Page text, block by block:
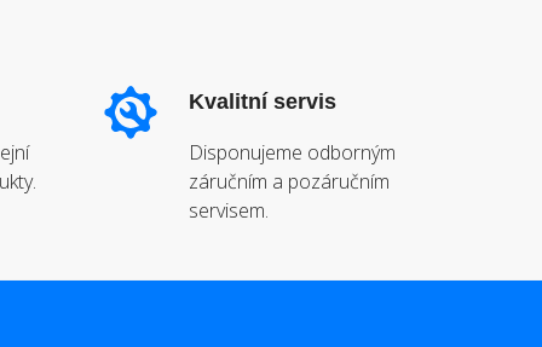
Kvalitní servis
Disponujeme odborným
záručním a pozáručním
servisem.